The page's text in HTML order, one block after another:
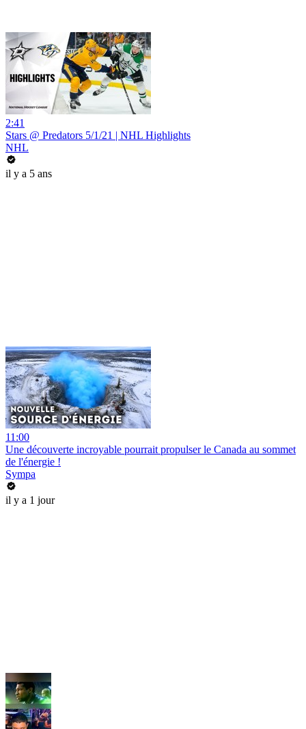
2:41
Stars @ Predators 5/1/21 | NHL Highlights
NHL
il y a 5 ans
11:00
Une découverte incroyable pourrait propulser le Canada au sommet
de l'énergie !
Sympa
il y a 1 jour